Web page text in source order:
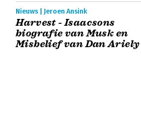
Nieuws | Jeroen Ansink
Harvest - Isaacsons
biografie van Musk en
Misbelief van Dan Ariely